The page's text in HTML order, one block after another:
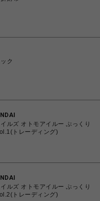
ク
ー ぷっくり
トレーディング)
ー ぷっくり
トレーディング)